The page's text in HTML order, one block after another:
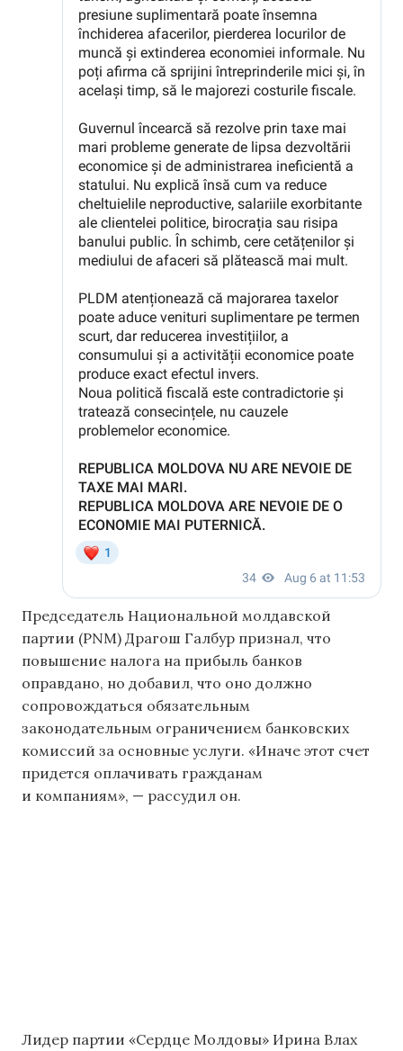
Председатель Национальной молдавской
партии (PNM) Драгош Галбур признал, что
повышение налога на прибыль банков
оправдано, но добавил, что оно должно
сопровождаться обязательным
законодательным ограничением банковских
комиссий за основные услуги. «Иначе этот счет
придется оплачивать гражданам
и компаниям», — рассудил он.
Лидер партии «Сердце Молдовы» Ирина Влах